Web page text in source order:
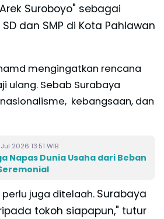
Suroboyo" sebagai
dan SMP di Kota Pahlawan
mengingatkan rencana
ulang. Sebab Surabaya
kebangsaan, dan
2026 13:51 WIB
Napas Dunia Usaha dari Beban
juga ditelaah. Surabaya
tokoh siapapun," tutur